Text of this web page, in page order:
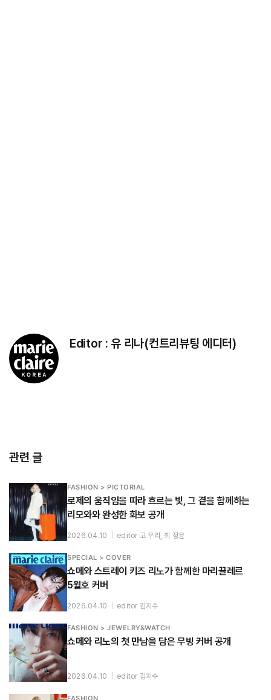
Editor :유 리나(컨트리뷰팅 에디터)
관련 글
FASHION > PICTORIAL
로제의 움직임을 따라 흐르는 빛, 그 곁을 함께하는
리모와와 완성한 화보 공개
2026.04.10 editor 고 우리, 최 정윤
SPECIAL > COVER
쇼메와 스트레이 키즈 리노가 함께한 마리끌레르
5월호 커버
2026.04.10 editor 김지수
FASHION > JEWELRY&WATCH
쇼메와 리노의 첫 만남을 담은 무빙 커버 공개
2026.04.10 editor 김지수
FASHION